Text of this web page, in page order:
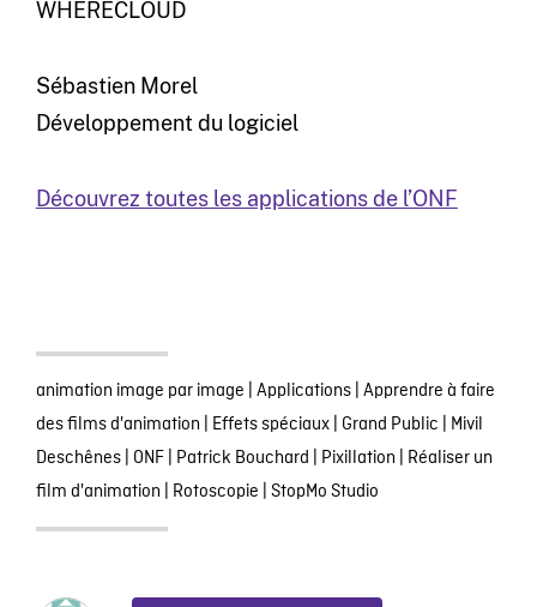
WHERECLOUD
Sébastien Morel
Développement du logiciel
Découvrez toutes les applications de l’ONF
animation image par image Applications| Apprendre à faire
des films d'animation Effets spéciaux| Grand Public Mivil
Deschênes| ONF| Patrick Bouchard Pixillation Réaliser un
film d'animation Rotoscopie StopMo Studio